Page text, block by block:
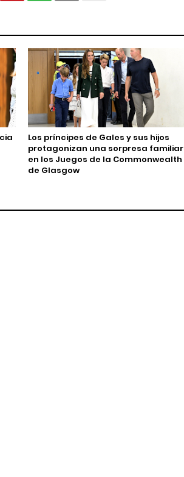
Los príncipes de Gales y sus hijos
protagonizan una sorpresa familiar
en los Juegos de la Commonwealth
de Glasgow